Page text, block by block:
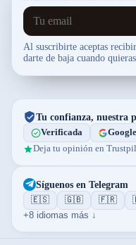
Al suscribirte aceptas
darte de baja cuando
Tu confianza, nuestra
Verificada Google
Deja tu opinión en
Síguenos en Telegram
🇪🇸 🇬🇧 🇫🇷
+8 idiomas más ↓